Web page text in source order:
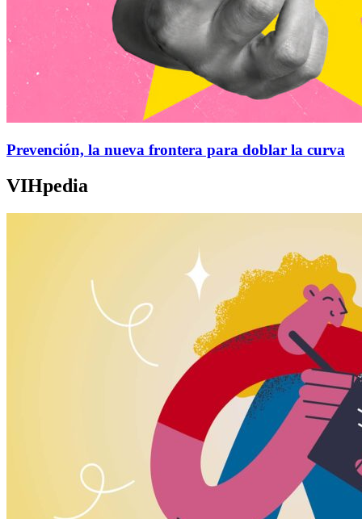
Prevención, la nueva frontera para doblar la curva
VIHpedia